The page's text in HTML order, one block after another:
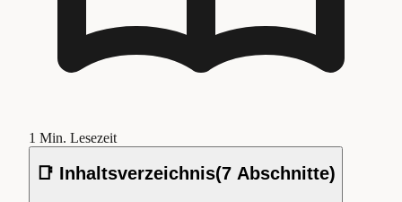
1 Min. Lesezeit
📑 Inhaltsverzeichnis(7 Abschnitte)